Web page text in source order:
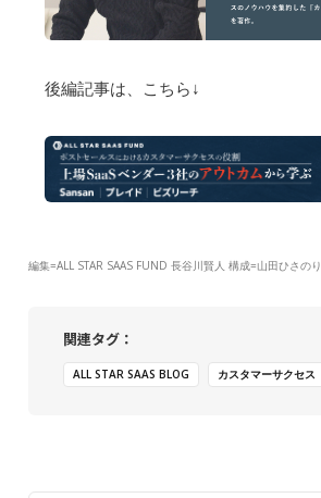
後編記事は、こちら↓
編集=ALL STAR SAAS FUND 長谷川賢人 構成=山田ひさのり
関連タグ：
ALL STAR SAAS BLOG カスタマーサクセス